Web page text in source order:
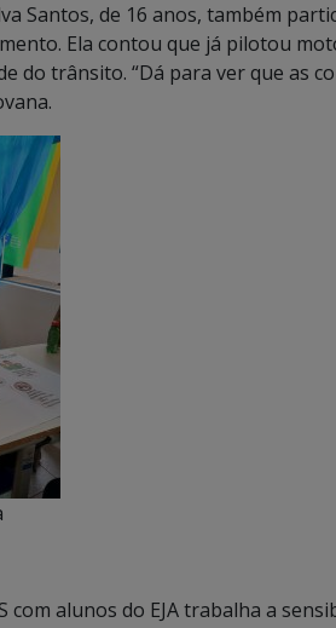
Santos, de 16 anos, também
Ela contou que já pilotou
do trânsito. “Dá para ver que as
alunos do EJA trabalha a